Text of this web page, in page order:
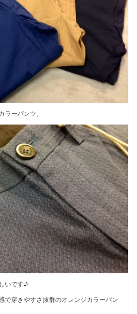
ーパンツ。
いです♪
で穿きやすさ抜群のオレンジカラーパン